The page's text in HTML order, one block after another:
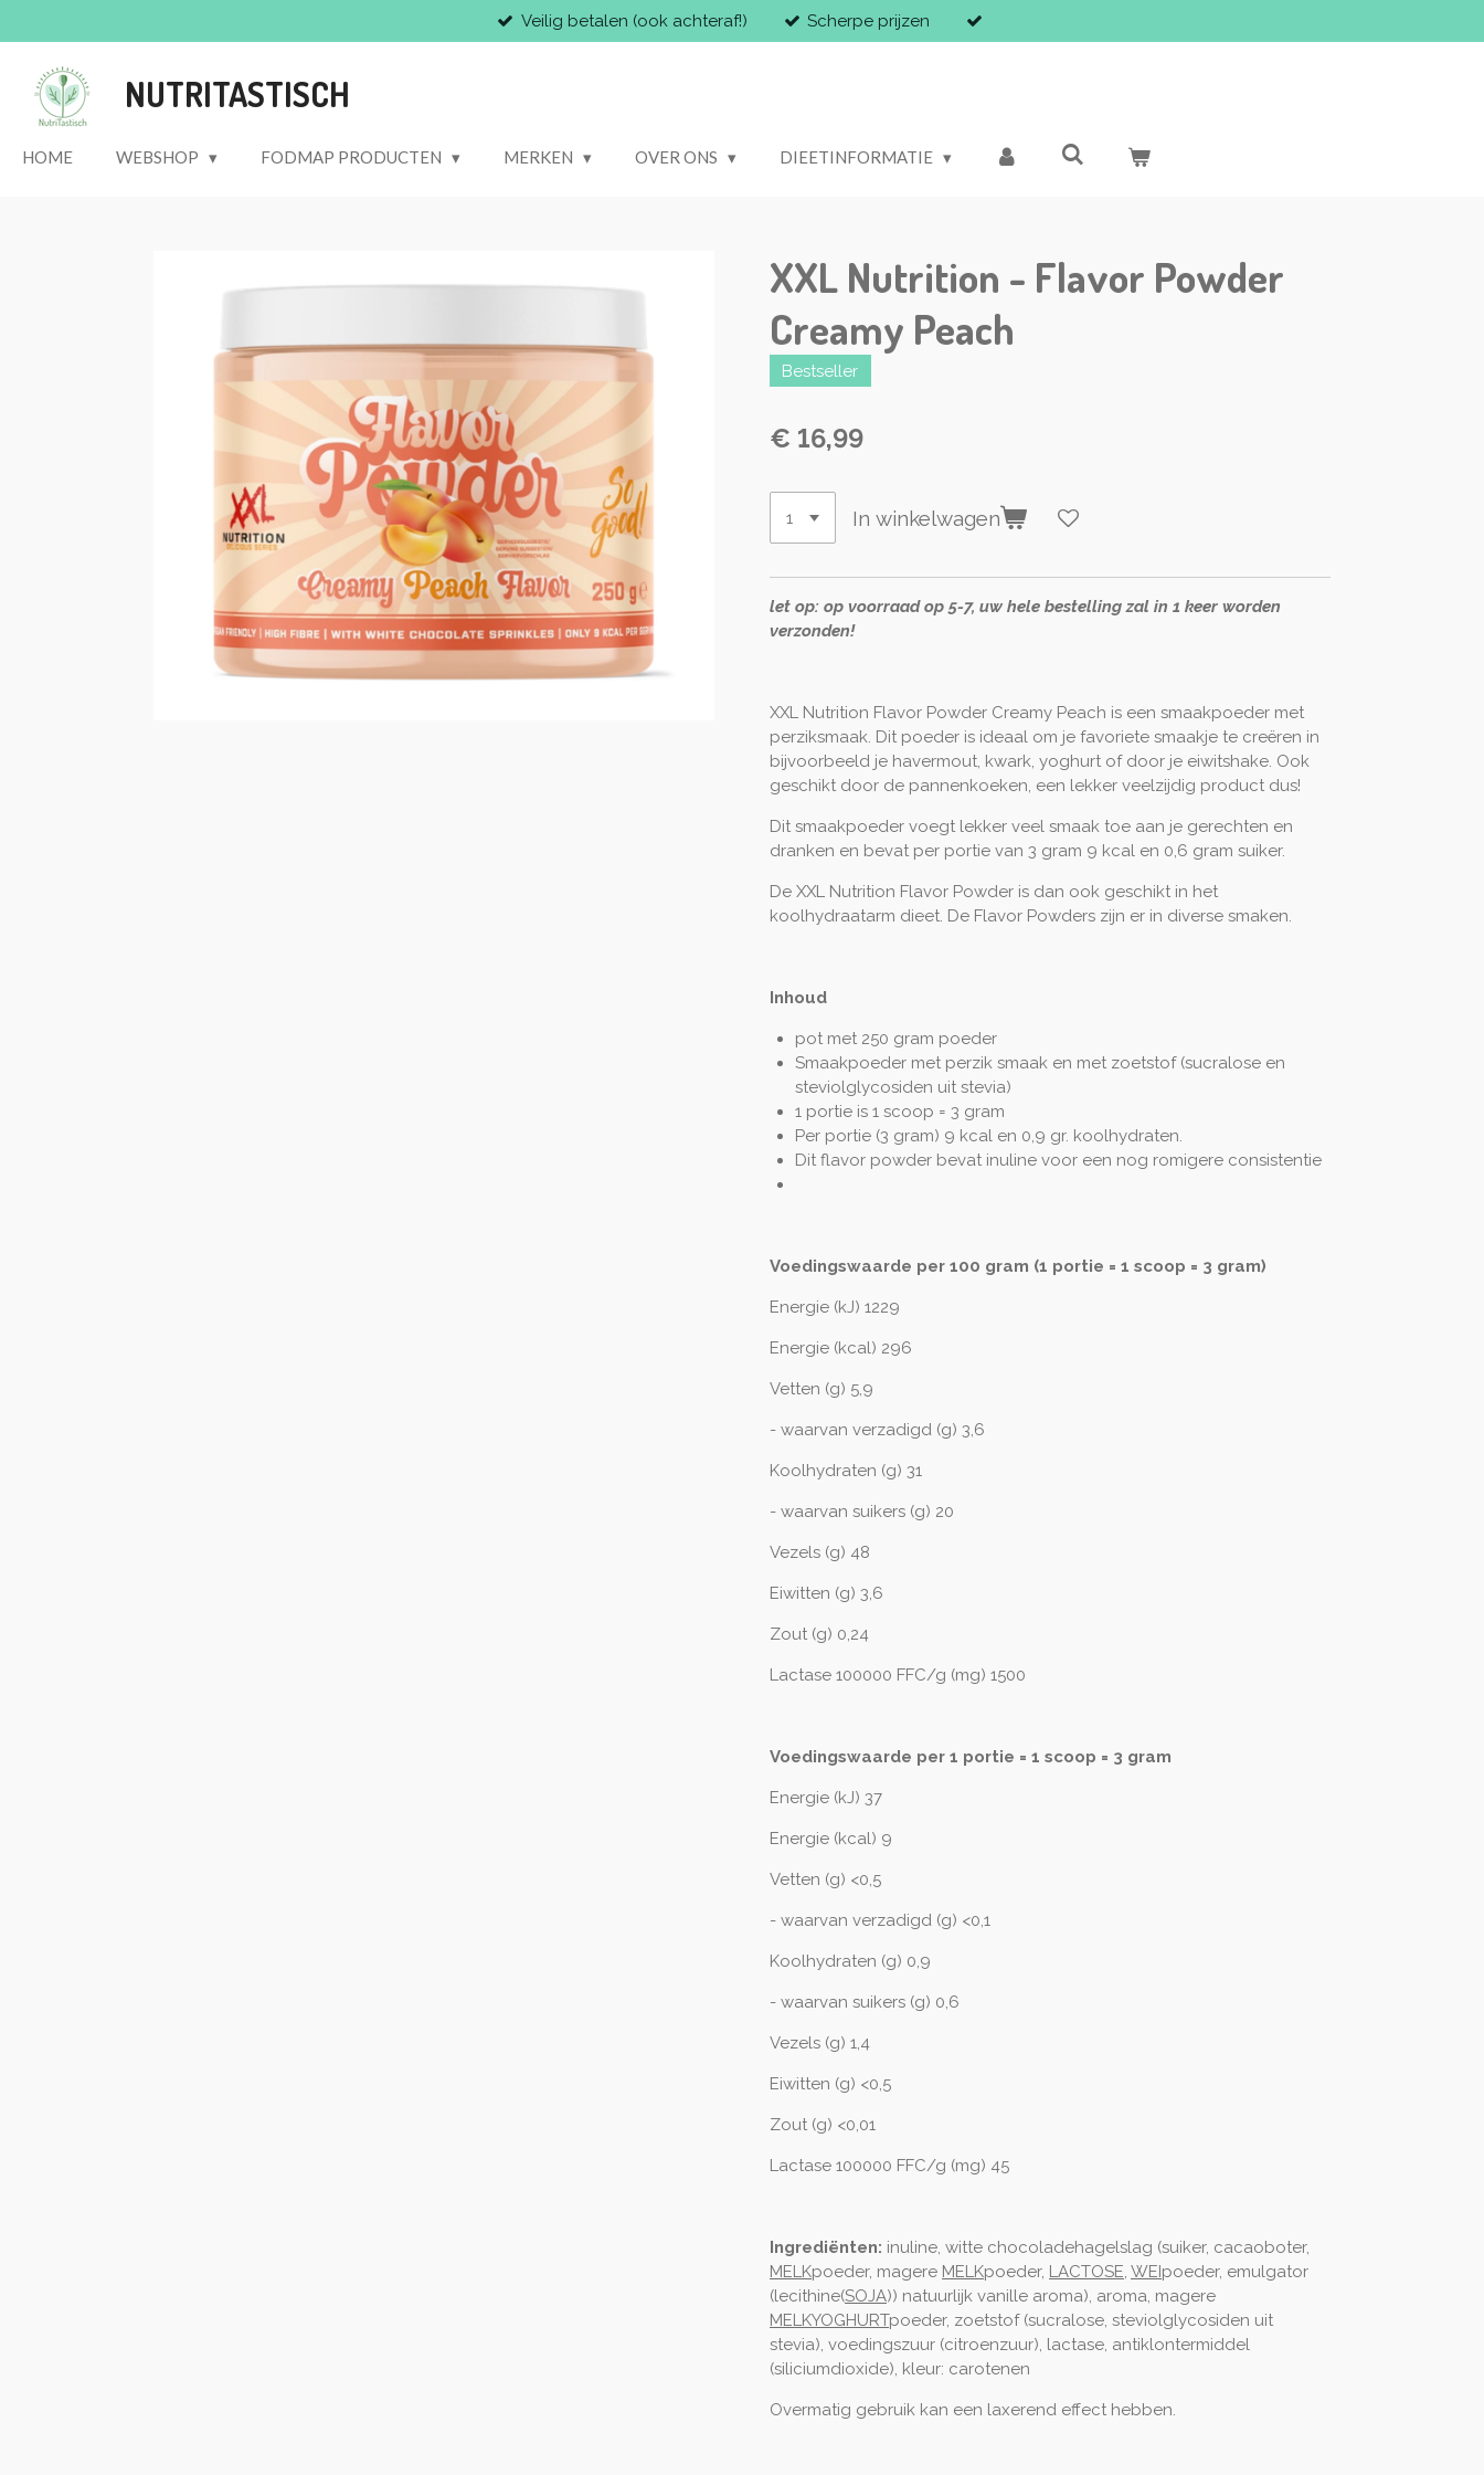
direct
naar
hoofdinhoud
Veilig betalen (ook achteraf!) Scherpe prijzen
NUTRITASTISCH
HOME WEBSHOP FODMAP PRODUCTEN MERKEN OVER ONS DIEETINFORMATIE
XXL Nutrition - Flavor Powder
Creamy Peach
Bestseller
€ 16,99
In winkelwagen
let op: op voorraad op 5-7, uw hele bestelling zal in 1 keer worden
verzonden!
XXL Nutrition Flavor Powder Creamy Peach is een smaakpoeder met
perziksmaak. Dit poeder is ideaal om je favoriete smaakje te creëren in
bijvoorbeeld je havermout, kwark, yoghurt of door je eiwitshake. Ook
geschikt door de pannenkoeken, een lekker veelzijdig product dus!
Dit smaakpoeder voegt lekker veel smaak toe aan je gerechten en
dranken en bevat per portie van 3 gram 9 kcal en 0,6 gram suiker.
De XXL Nutrition Flavor Powder is dan ook geschikt in het
koolhydraatarm dieet. De Flavor Powders zijn er in diverse smaken.
Inhoud
pot met 250 gram poeder
Smaakpoeder met perzik smaak en met zoetstof (sucralose en
steviolglycosiden uit stevia)
1 portie is 1 scoop = 3 gram
Per portie (3 gram) 9 kcal en 0,9 gr. koolhydraten.
Dit flavor powder bevat inuline voor een nog romigere consistentie
Voedingswaarde per 100 gram (1 portie = 1 scoop = 3 gram)
Energie (kJ) 1229
Energie (kcal) 296
Vetten (g) 5,9
- waarvan verzadigd (g) 3,6
Koolhydraten (g) 31
- waarvan suikers (g) 20
Vezels (g) 48
Eiwitten (g) 3,6
Zout (g) 0,24
Lactase 100000 FFC/g (mg) 1500
Voedingswaarde per 1 portie = 1 scoop = 3 gram
Energie (kJ) 37
Energie (kcal) 9
Vetten (g) <0,5
- waarvan verzadigd (g) <0,1
Koolhydraten (g) 0,9
- waarvan suikers (g) 0,6
Vezels (g) 1,4
Eiwitten (g) <0,5
Zout (g) <0,01
Lactase 100000 FFC/g (mg) 45
Ingrediënten: inuline, witte chocoladehagelslag (suiker, cacaoboter,
MELKpoeder, magere MELKpoeder, LACTOSE, WEIpoeder, emulgator
(lecithine(SOJA)) natuurlijk vanille aroma), aroma, magere
MELKYOGHURTpoeder, zoetstof (sucralose, steviolglycosiden uit
stevia), voedingszuur (citroenzuur), lactase, antiklontermiddel
(siliciumdioxide), kleur: carotenen
Overmatig gebruik kan een laxerend effect hebben.